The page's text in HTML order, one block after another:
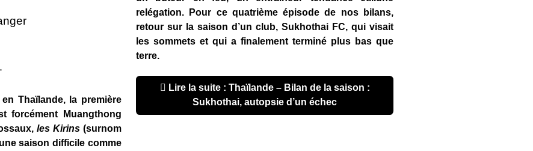
Thaïlande, la première
forcément Muangthong
les Kirins (surnom
saison difficile comme
relégation. Pour ce quatrième épisode de nos bilans,
retour sur la saison d’un club, Sukhothai FC, qui visait
les sommets et qui a finalement terminé plus bas que
terre.
Sukhothai, autopsie d’un échec